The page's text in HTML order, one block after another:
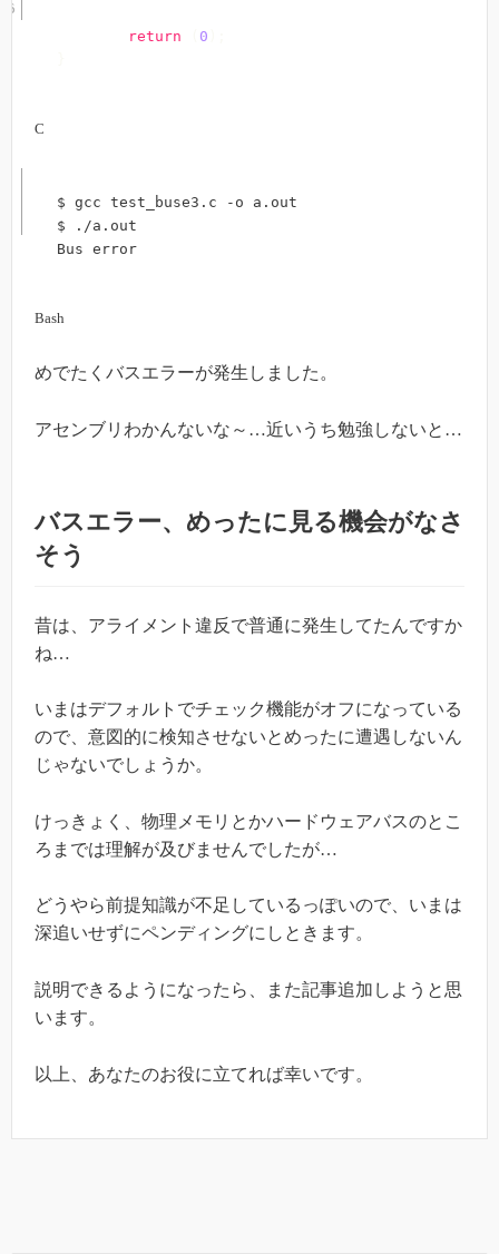
return 0
C
$ gcc test_buse3.c -o a.out
$ ./a.out
Bus error
Bash
めでたくバスエラーが発生しました。
アセンブリわかんないな～…近いうち勉強しないと…
バスエラー、めったに見る機会がなさ
そう
昔は、アライメント違反で普通に発生してたんですか
ね…
いまはデフォルトでチェック機能がオフになっている
ので、意図的に検知させないとめったに遭遇しないん
じゃないでしょうか。
けっきょく、物理メモリとかハードウェアバスのとこ
ろまでは理解が及びませんでしたが…
どうやら前提知識が不足しているっぽいので、いまは
深追いせずにペンディングにしときます。
説明できるようになったら、また記事追加しようと思
います。
以上、あなたのお役に立てれば幸いです。